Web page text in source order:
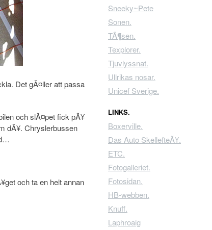
Det gÃ¤ller att passa
och slÃ¤pet fick pÃ¥
dÃ¥. Chryslerbussen
och ta en helt annan
Sneeky~Pete
Sonen.
TÃ¶sen.
Texplorer.
Tjuvlyssnat.
Ullrikas nosar.
Unicef Sverige.
LINKS.
Boxerville.
Das Auto SkellefteÃ¥.
ETC.
Fotogalleriet.
Fotosidan.
HB-webben.
Knuff.
Laphroaig